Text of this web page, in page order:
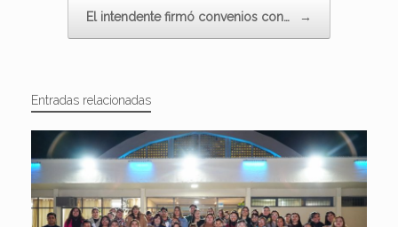
El intendente firmó convenios con… →
Entradas relacionadas